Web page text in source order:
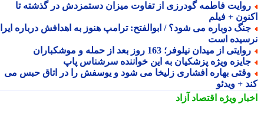
فاطمه گودرزی از تفاوت میزان دستمزدش در گذشته تا
+ فیلم
دوباره می شود؟ / ابوالفتح: ترامپ هنوز به اهدافش درباره ایران
است
از میدان نیلوفر؛ 163 روز بعد از حمله و موشکباران
ویژه پزشکیان به این خواننده سرشناس پاپ
بهاره افشاری زلیخا می شود و یوسفش را در اتاق حبس می
+ ویدئو
ویژهاقتصاد آزاد